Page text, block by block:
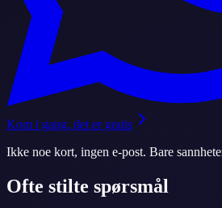
Kom i gang, det er gratis
Ikke noe kort, ingen e-post. Bare
Ofte stilte spørsmål